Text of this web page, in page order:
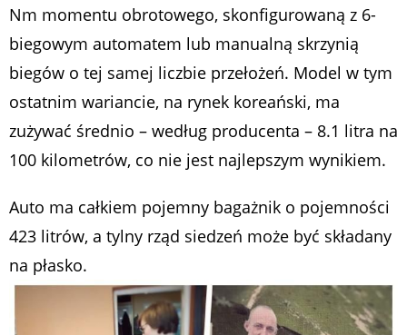
Nm momentu obrotowego, skonfigurowaną z 6-
biegowym automatem lub manualną skrzynią
biegów o tej samej liczbie przełożeń. Model w tym
ostatnim wariancie, na rynek koreański, ma
zużywać średnio – według producenta – 8.1 litra na
100 kilometrów, co nie jest najlepszym wynikiem.
Auto ma całkiem pojemny bagażnik o pojemności
423 litrów, a tylny rząd siedzeń może być składany
na płasko.